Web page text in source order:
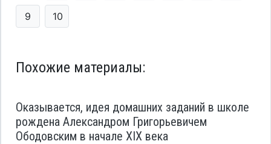
9 10
Похожие материалы:
Оказывается, идея домашних заданий в школе
рождена Александром Григорьевичем
Ободовским в начале XIX века